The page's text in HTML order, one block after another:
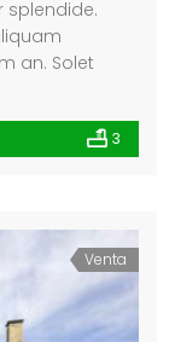
splendide.
an. Solet
3
Venta